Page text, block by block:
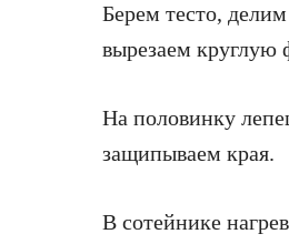
Берем тесто,
вырезаем круглую
На половинку
защипываем края.
В сотейнике